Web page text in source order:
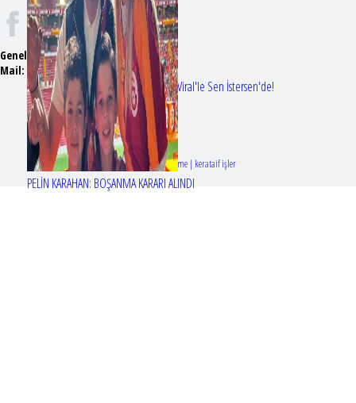
Erol Köse'nin mektupları ilk kez Nur Viral'le Sen İstersen'de!
PELİN KARAHAN: BOŞANMA KARARI ALINDI
Genel Yayın Yönetmeni:Seyhan Erdağ
Mail:
emizmagazin@gmail.com
Tasarım & Geliştirme | kerataif işler